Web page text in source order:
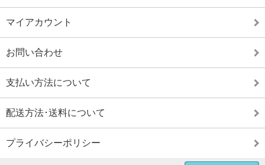
マイアカウント
お問い合わせ
支払い方法について
配送方法･送料について
プライバシーポリシー